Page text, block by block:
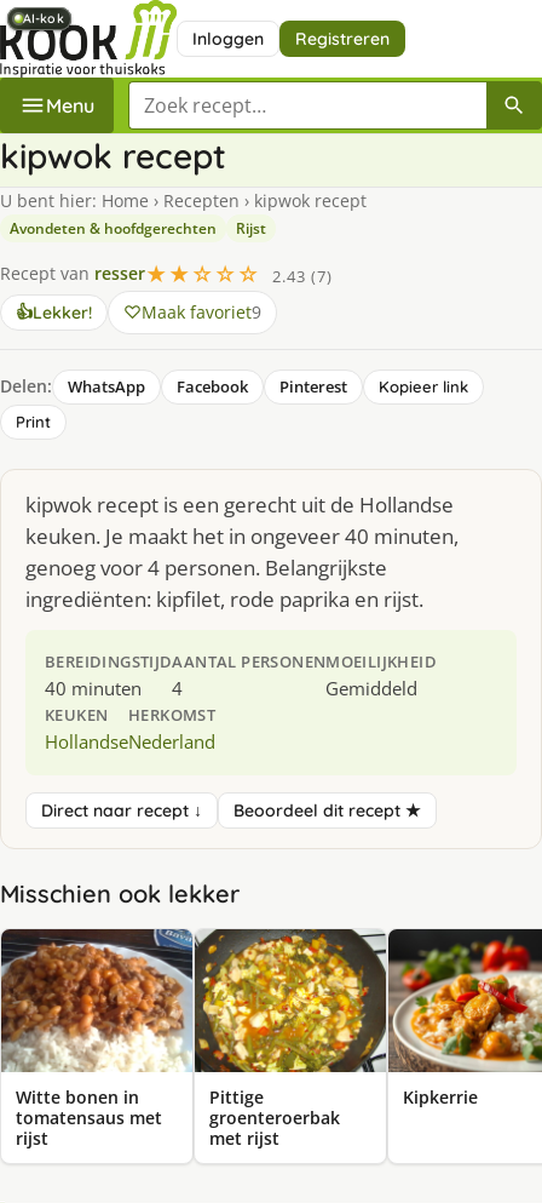
Inloggen Registreren
Menu Zoek een recept
kipwok recept
U bent hier: Home › Recepten › kipwok recept
Avondeten & hoofdgerechten Rijst
Recept van resser★★☆☆☆
2.43 (7)
👍Lekker! Maak favoriet9
Delen: WhatsApp Facebook Pinterest
Kopieer link
Print
kipwok recept is een gerecht uit de Hollandse
keuken. Je maakt het in ongeveer 40 minuten,
genoeg voor 4 personen. Belangrijkste
ingrediënten: kipfilet, rode paprika en rijst.
BEREIDINGSTIJD
40 minuten
AANTAL PERSONEN
4
MOEILIJKHEID
Gemiddeld
KEUKEN
Hollandse
HERKOMST
Nederland
Direct naar recept ↓ Beoordeel dit recept ★
Misschien ook lekker
Witte bonen in
tomatensaus met
rijst
Pittige
groenteroerbak
met rijst
AI-kok
Kipkerrie
AI-kok
AI-kok
AI-kok